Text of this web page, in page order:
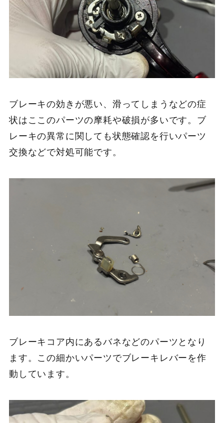
ブレーキの効きが悪い、滑ってしまうなどの症
状はここのパーツの摩耗や破損が多いです。ブ
レーキの異常に関しても状態確認を行いパーツ
交換などで対処可能です。
ブレーキコア内にあるバネなどのパーツとなり
ます。この細かいパーツでブレーキレバーを作
動しています。